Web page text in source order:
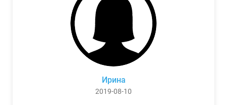
Ирина
2019-08-10